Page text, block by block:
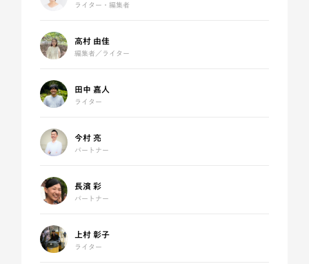
ライター・編集者
高村 由佳
編集者／ライター
田中 嘉人
ライター
今村 亮
パートナー
長濱 彩
パートナー
上村 彰子
ライター